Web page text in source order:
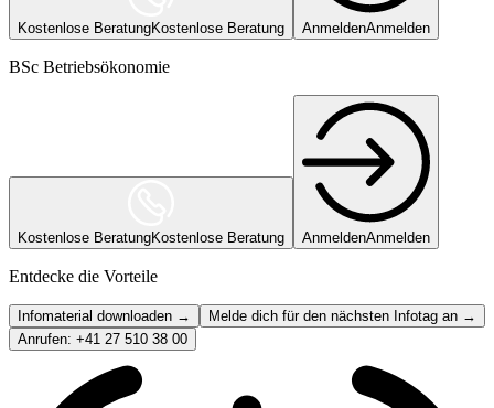
Kostenlose BeratungKostenlose Beratung AnmeldenAnmelden
BSc Betriebsökonomie
Kostenlose BeratungKostenlose Beratung AnmeldenAnmelden
Entdecke die Vorteile
Infomaterial downloaden →
Melde dich für den nächsten Infotag an →
Anrufen: +41 27 510 38 00